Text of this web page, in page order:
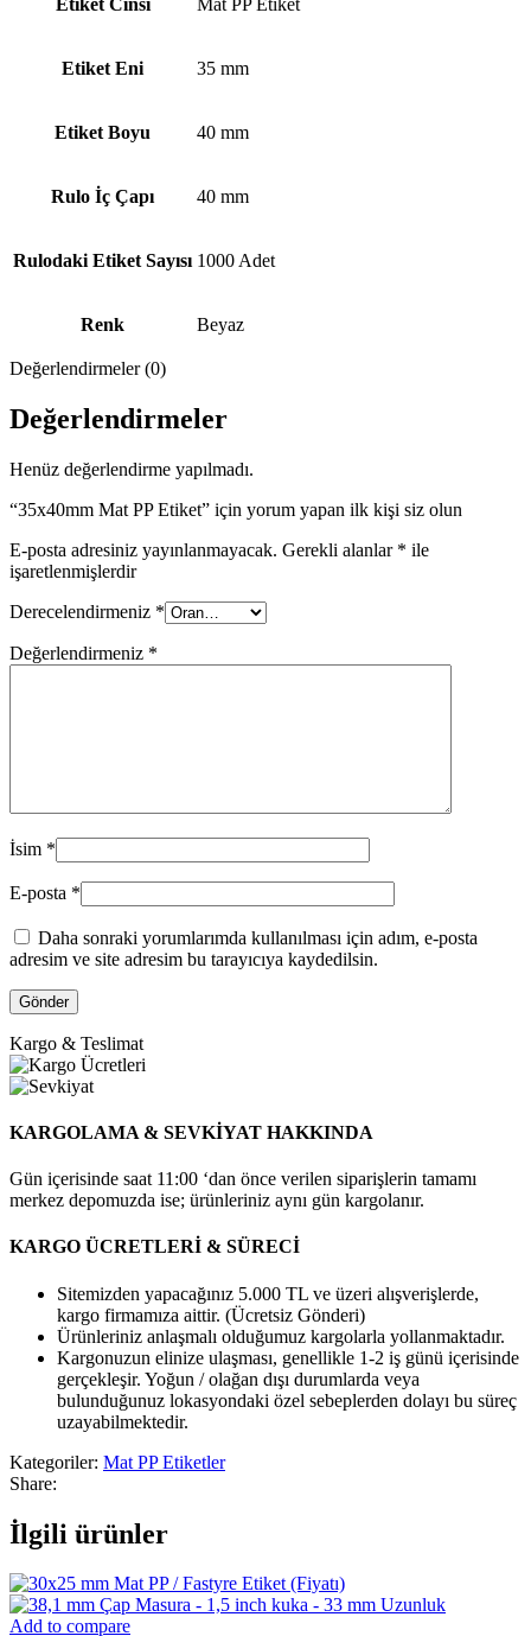
Etiket Eni 35 mm
Etiket Boyu 40 mm
Rulo İç Çapı 40 mm
Rulodaki Etiket Sayısı 1000 Adet
Renk Beyaz
Değerlendirmeler (0)
Değerlendirmeler
Henüz değerlendirme yapılmadı.
“35x40mm Mat PP Etiket” için yorum yapan ilk kişi siz olun
E-posta adresiniz yayınlanmayacak. Gerekli alanlar * ile
işaretlenmişlerdir
Derecelendirmeniz *
Değerlendirmeniz *
İsim *
E-posta *
Daha sonraki yorumlarımda kullanılması için adım, e-posta
adresim ve site adresim bu tarayıcıya kaydedilsin.
Kargo & Teslimat
KARGOLAMA & SEVKİYAT HAKKINDA
Gün içerisinde saat 11:00 ‘dan önce verilen siparişlerin tamamı
merkez depomuzda ise; ürünleriniz aynı gün kargolanır.
KARGO ÜCRETLERİ & SÜRECİ
Sitemizden yapacağınız 5.000 TL ve üzeri alışverişlerde,
kargo firmamıza aittir. (Ücretsiz Gönderi)
Ürünleriniz anlaşmalı olduğumuz kargolarla yollanmaktadır.
Kargonuzun elinize ulaşması, genellikle 1-2 iş günü içerisinde
gerçekleşir. Yoğun / olağan dışı durumlarda veya
bulunduğunuz lokasyondaki özel sebeplerden dolayı bu süreç
uzayabilmektedir.
Kategoriler: Mat PP Etiketler
Share:
İlgili ürünler
Add to compare